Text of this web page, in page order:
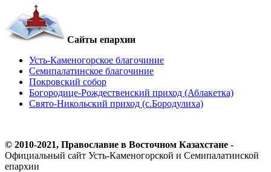
Сайты епархии
Усть-Каменогорское благочиние
Семипалатинское благочиние
Покровский собор
Богородице-Рождественский приход (Аблакетка)
Свято-Никольский приход (с.Бородулиха)
© 2010-2021, Православие в Восточном Казахстане -
Официальный сайт Усть-Каменогорской и Семипалатинской
епархии